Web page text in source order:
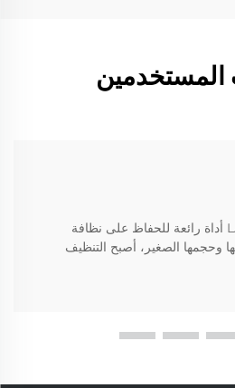
المستخدمين
تُعد مكنسة السيارة LANJI أداة رائعة للحفاظ على نظافة
الصغير، أصبح التنظيف